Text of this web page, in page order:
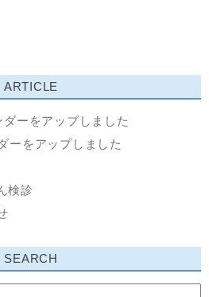
ARTICLE
ーをアップしました
ーをアップしました
検診
SEARCH